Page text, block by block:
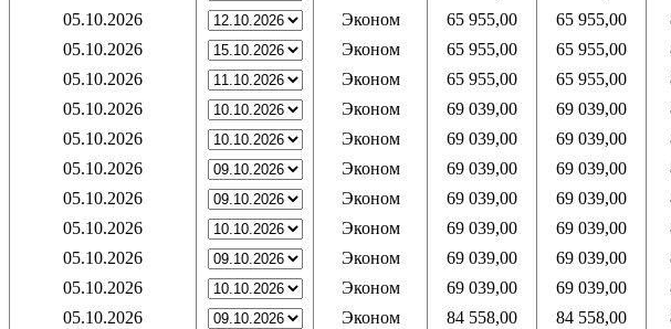
05.10.2026
Эконом 65 955,00 65 955,00
05.10.2026
Эконом 65 955,00 65 955,00
05.10.2026
Эконом 65 955,00 65 955,00
05.10.2026
Эконом 69 039,00 69 039,00
05.10.2026
Эконом 69 039,00 69 039,00
05.10.2026
Эконом 69 039,00 69 039,00
05.10.2026
Эконом 69 039,00 69 039,00
05.10.2026
Эконом 69 039,00 69 039,00
05.10.2026
Эконом 69 039,00 69 039,00
05.10.2026
Эконом 69 039,00 69 039,00
05.10.2026
Эконом 84 558,00 84 558,00